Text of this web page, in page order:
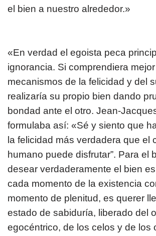
el bien a nuestro alrededor.»
«En verdad el egoista peca
ignorancia. Si comprendiera
mecanismos de la felicidad y del
realizaría su propio bien dando
bondad ante el otro. Jean-
formulaba así: «Sé y siento que
la felicidad más verdadera que el
humano puede disfrutar”. Para el
desear verdaderamente el bien
cada momento de la existencia
momento de plenitud, es querer
estado de sabiduría, liberado del
egocéntrico, de los celos y de los